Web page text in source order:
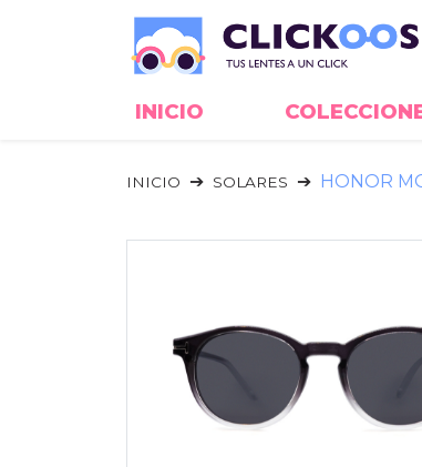
INICIO
INICIO SOLARES HONOR